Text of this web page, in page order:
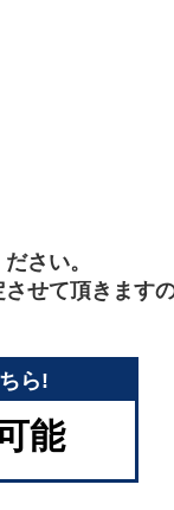
さい。
せて頂きます
ら!
能